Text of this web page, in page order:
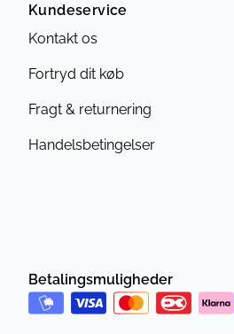
Kundeservice
Kontakt os
Fortryd dit køb
Fragt & returnering
Handelsbetingelser
Betalingsmuligheder